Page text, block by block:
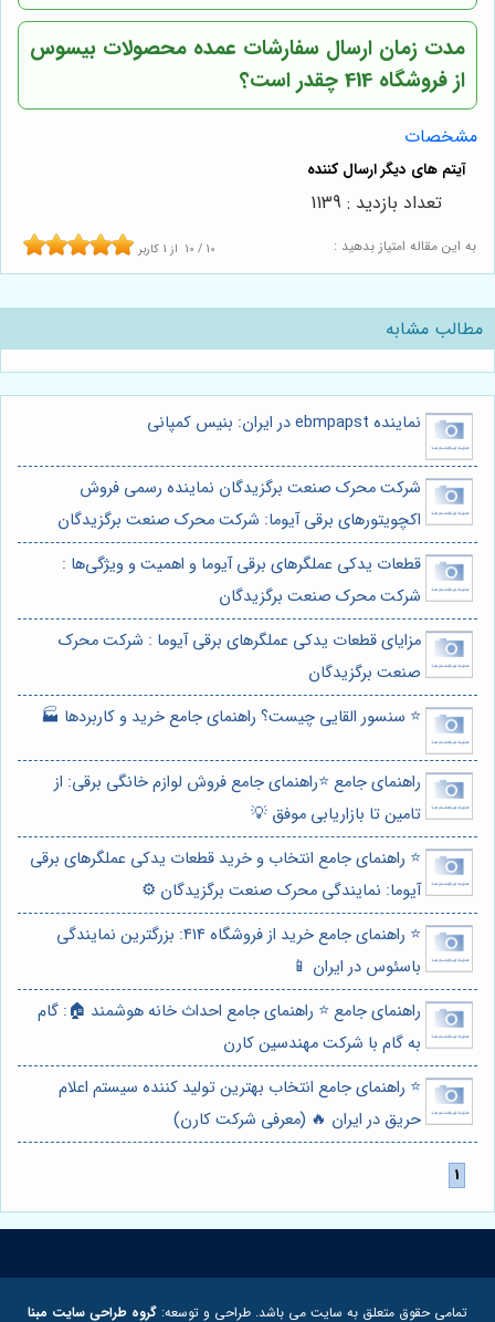
مدت زمان ارسال سفارشات عمده محصولات بیسوس
از فروشگاه 414 چقدر است؟
مشخصات
به این مقاله امتیاز بدهید : 10 / 10 از 1 کاربر
تعداد بازدید : 1139
مطالب مشابه
نماینده ebmpapst در ایران: بنیس کمپانی
شرکت محرک صنعت برگزیدگان نماینده رسمی فروش
اکچویتورهای برقی آیوما: شرکت محرک صنعت برگزیدگان
قطعات یدکی عملگرهای برقی‌ آیوما و اهمیت و ویژگی‌ها :
شرکت محرک صنعت برگزیدگان
مزایای قطعات یدکی عملگرهای برقی آیوما : شرکت محرک
صنعت برگزیدگان
⭐️ سنسور القایی چیست؟ راهنمای جامع خرید و کاربردها 🏭
راهنمای جامع ⭐️راهنمای جامع فروش لوازم خانگی برقی: از
تامین تا بازاریابی موفق 💡
⭐️ راهنمای جامع انتخاب و خرید قطعات یدکی عملگرهای برقی
آیوما: نمایندگی محرک صنعت برگزیدگان ⚙️
⭐️ راهنمای جامع خرید از فروشگاه 414: بزرگترین نمایندگی
باسئوس در ایران 📱
راهنمای جامع ⭐️ راهنمای جامع احداث خانه هوشمند 🏠: گام
به گام با شرکت مهندسین کارن
⭐️ راهنمای جامع انتخاب بهترین تولید کننده سیستم اعلام
حریق در ایران 🔥 (معرفی شرکت کارن)
تمامی حقوق متعلق به سایت می باشد. طراحی و توسعه: گروه طراحی سایت مبنا